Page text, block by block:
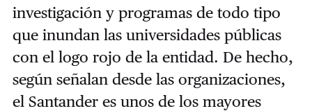
investigación y programas de todo tipo
que inundan las universidades públicas
con el logo rojo de la entidad. De hecho,
según señalan desde las organizaciones,
el Santander es unos de los mayores